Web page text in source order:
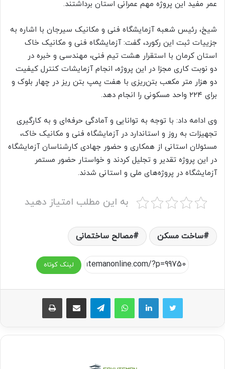
عمر مفید این پروژه مهم عمرانی استان برداشتند.
شیخ،‌ رئیس شعبه آزمایشگاه فنی و مکانیک سیرجان با اشاره به
جزییات ثبت این رکورد، گفت: آزمایشگاه فنی و مکانیک خاک
استان کرمان با استقرار هشت تیم فنی، مهندسی و خبره در
دو نوبت کاری مجزا در این پروژه، انجام آزمایشات کنترل کیفیت
دو هزار متر مکعب بتن‌ریزی با هفت پمپ بتن ریز در چهار بلوک و
برای ۲۲۴ واحد مسکونی را انجام دهد.
وی ادامه داد: با توجه به توانایی و آمادگی حرفه‌ای و به کارگیری
تجهیزات به روز و استاندارد در آزمایشگاه فنی و مکانیک خاک،
مسئولان استانی از همکاری و حضور جهادی کارشناسان آزمایشگاه
در این پروژه تقدیر و تجلیل کردند و خواستار حضور مستمر
آزمایشگاه در پروژه‌های ملی و استانی شدند.
به این مطلب امتیاز دهید
ساخت مسکن مصالح ساختمانی
لینک کوتاه
واتس آپ تلگرام اشتراک گذاری از طریق ایمیل چاپ